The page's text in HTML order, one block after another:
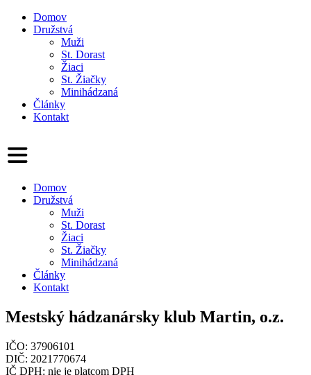
Domov
Družstvá
Muži
St. Dorast
Žiaci
St. Žiačky
Minihádzaná
Články
Kontakt
Domov
Družstvá
Muži
St. Dorast
Žiaci
St. Žiačky
Minihádzaná
Články
Kontakt
Mestský hádzanársky klub Martin, o.z.
IČO: 37906101
DIČ: 2021770674
IČ DPH: nie je platcom DPH